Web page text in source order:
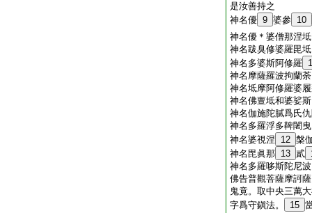
是汝善持之
神名優 9 婆參 10
神名優＊婆僧那涅坻
神名跋臭修婆羅毘坻
神名多婆斯阿修羅
神名摩薩羅波拘蘭荼
神名坻摩阿修羅婆
神名佛亶坻和婆娑斯
神名伽施陀膩爲氏
神名多羅浮多鞞闍曳
神名婆視涅
12 槃
神名毘眞那 13 貳
神名多羅哆斯陀尼波
佛告普觀菩薩摩訶
鬼竟。取中央三萬
字爲守鎭法。
15